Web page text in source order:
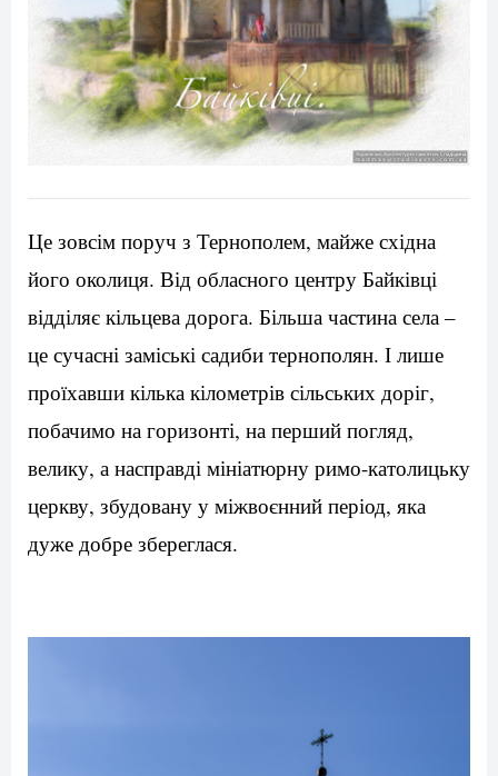
Це зовсім поруч з Тернополем, майже східна
його околиця. Від обласного центру Байківці
відділяє кільцева дорога. Більша частина села –
це сучасні заміські садиби тернополян. І лише
проїхавши кілька кілометрів сільських доріг,
побачимо на горизонті, на перший погляд,
велику, а насправді мініатюрну римо-католицьку
церкву, збудовану у міжвоєнний період, яка
дуже добре збереглася.